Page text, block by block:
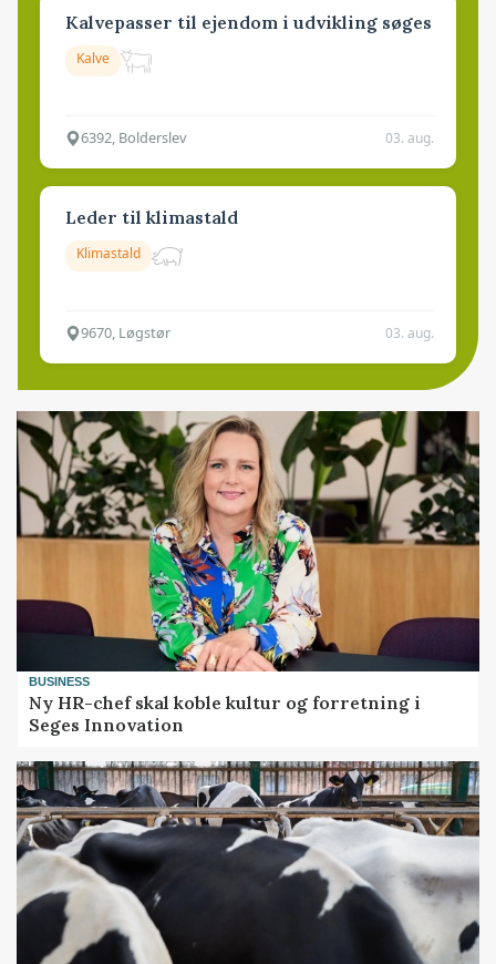
Kalvepasser til ejendom i udvikling søges
Kalve
6392, Bolderslev 03. aug.
Leder til klimastald
Klimastald
9670, Løgstør 03. aug.
BUSINESS
Ny HR-chef skal koble kultur og forretning i
Seges Innovation